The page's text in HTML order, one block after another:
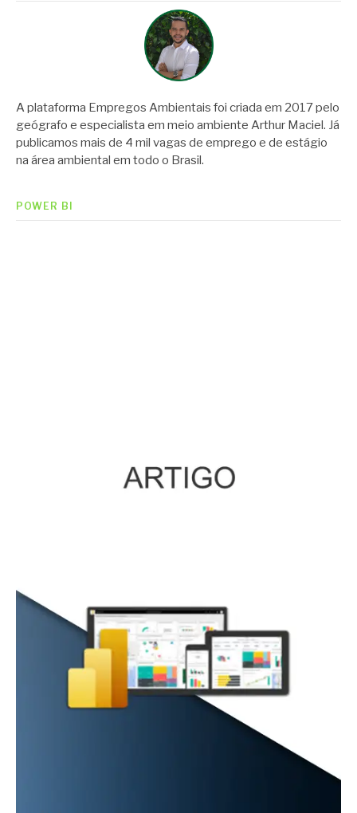
A plataforma Empregos Ambientais foi criada em 2017 pelo
geógrafo e especialista em meio ambiente Arthur Maciel. Já
publicamos mais de 4 mil vagas de emprego e de estágio
na área ambiental em todo o Brasil.
POWER BI